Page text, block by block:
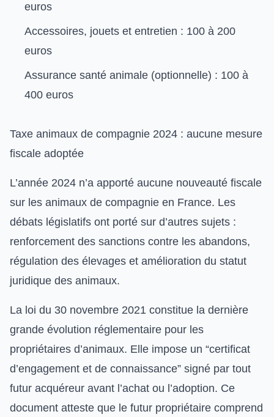
euros
Accessoires, jouets et entretien : 100 à 200
euros
Assurance santé animale (optionnelle) : 100 à
400 euros
Taxe animaux de compagnie 2024 : aucune mesure
fiscale adoptée
L’année 2024 n’a apporté aucune nouveauté fiscale
sur les animaux de compagnie en France. Les
débats législatifs ont porté sur d’autres sujets :
renforcement des sanctions contre les abandons,
régulation des élevages et amélioration du statut
juridique des animaux.
La loi du 30 novembre 2021 constitue la dernière
grande évolution réglementaire pour les
propriétaires d’animaux. Elle impose un “certificat
d’engagement et de connaissance” signé par tout
futur acquéreur avant l’achat ou l’adoption. Ce
document atteste que le futur propriétaire comprend